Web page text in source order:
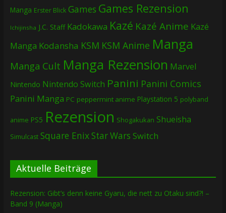
Manga Erster Blick Games Games Rezension
Ichijinsha J.C. Staff Kadokawa Kazé Kazé Anime Kazé
Manga Kodansha KSM KSM Anime Manga
Manga Cult Manga Rezension Marvel
Nintendo Nintendo Switch Panini Panini Comics
Panini Manga PC peppermint anime Playstation 5 polyband
anime PS5 Rezension Shogakukan Shueisha
Simulcast Square EnixStar Wars Switch
Aktuelle Beiträge
Rezension: Gibt’s denn keine Gyaru, die nett zu Otaku sind?! –
Band 9 (Manga)